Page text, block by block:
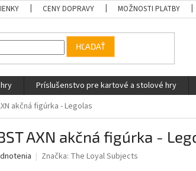
CENY DOPRAVY MOŽNOSTI PLATBY
HĽADAŤ
Príslušenstvo pre kartové a stolové hry
akčná figúrka - Legolas
AXN akčná figúrka -
Značka: The Loyal Subjects